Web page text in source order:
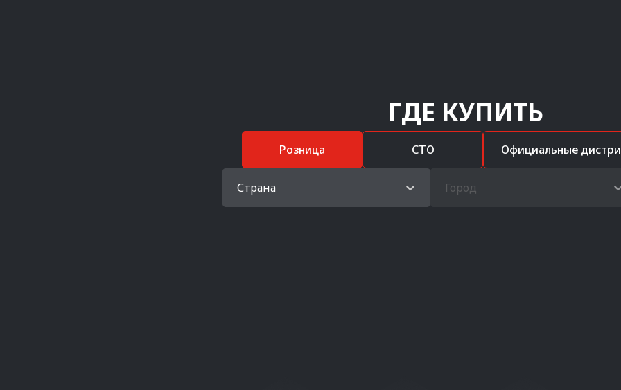
ГДЕ КУПИТЬ
Розница СТО Официальные
Страна Город